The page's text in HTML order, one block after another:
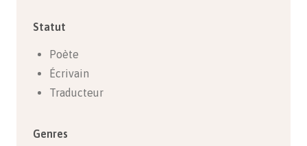
Statut
Poète
Écrivain
Traducteur
Genres